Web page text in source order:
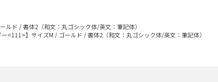
ド / 書体2（和文：丸ゴシック体/英文：筆記体）
<111>】サイズM / ゴールド / 書体2（和文：丸ゴシック体/英文：筆記体）